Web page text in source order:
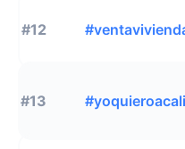
#12
#13 #yoquieroacali